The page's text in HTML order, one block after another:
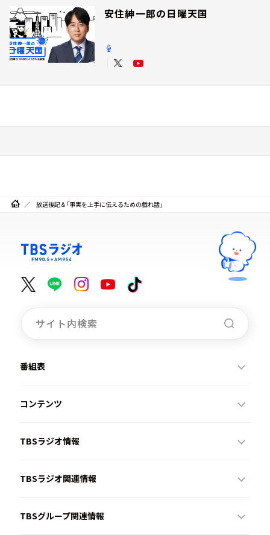
安住紳一郎の日曜天国
放送後記＆「事実を上手に伝えるための戯れ話」
番組表
コンテンツ
TBSラジオ情報
TBSラジオ関連情報
TBSグループ関連情報